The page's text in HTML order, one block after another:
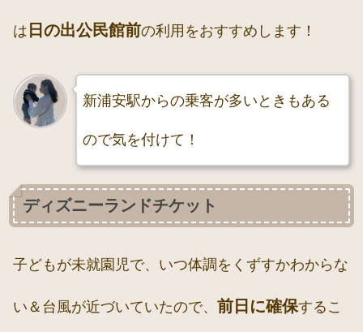
は 日の出公民館前の利用をおすすめします！
新浦安駅からの乗客が多いときもある
ので気を付けて！
ディズニーランドチケット
子どもが未就園児で、いつ体調をくずすかわからな
い＆台風が近づいていたので、 前日に確保するこ